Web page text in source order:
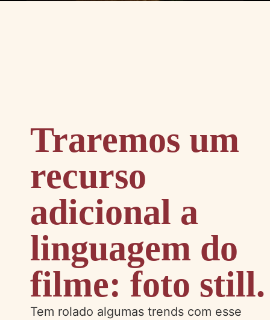
Traremos um
recurso
adicional a
linguagem do
filme: foto still.
Tem rolado algumas trends com esse